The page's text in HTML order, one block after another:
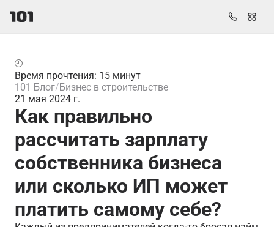
Время прочтения: 15 минут
101 Блог Бизнес в строительстве
21 мая 2024 г.
Как правильно
рассчитать зарплату
собственника бизнеса
или сколько ИП может
платить самому себе?